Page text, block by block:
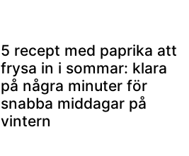
5 recept med paprika att
frysa in i sommar: klara
på några minuter för
snabba middagar på
vintern